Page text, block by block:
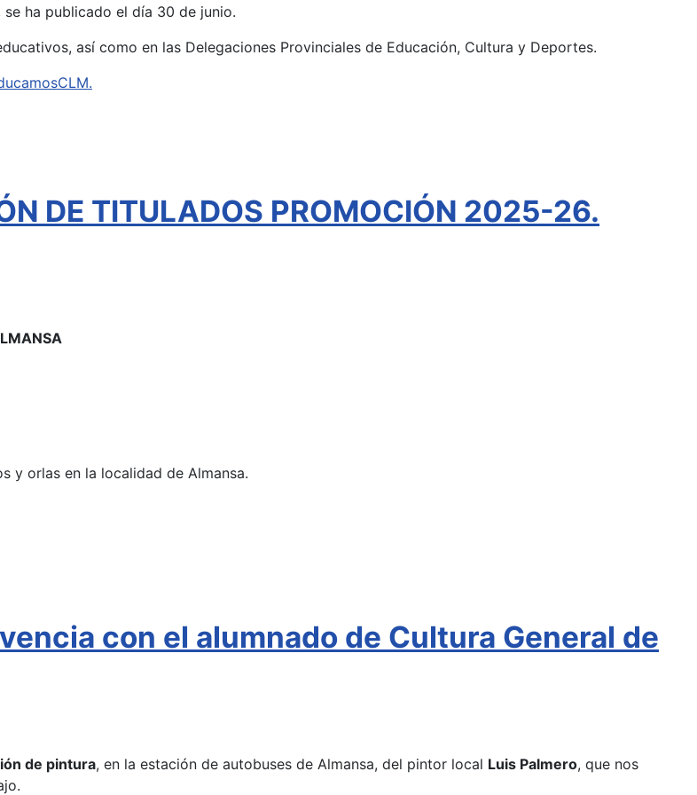
ha publicado el día 30 de junio.
así como en las Delegaciones Provinciales de Educación, Cultura y Deportes.
DE TITULADOS PROMOCIÓN 2025-26.
y orlas en la localidad de Almansa.
con el alumnado de Cultura General de
de pintura, en la estación de autobuses de Almansa, del pintor local Luis Palmero, que nos